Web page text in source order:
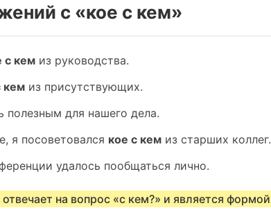
с «кое с кем»
с кем из руководства.
кем из присутствующих.
полезным для нашего дела.
я посоветовался кое с кем из старших коллег.
удалось пообщаться лично.
на вопрос «с кем?» и является